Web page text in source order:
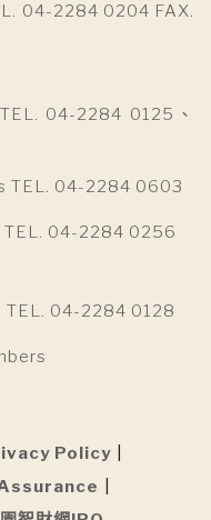
04-2284 0204 FAX.
04-2284 0125、
TEL. 04-2284 0603
04-2284 0256
04-2284 0128
Policy